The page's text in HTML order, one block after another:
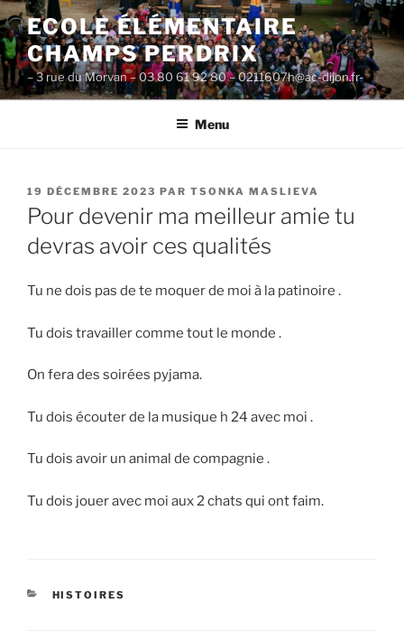
Aller
au
contenu
principal
ECOLE ÉLÉMENTAIRE
CHAMPS PERDRIX
– 3 rue du Morvan – 03 80 61 92 80 – 0211607h@ac-dijon.fr-
Menu
PUBLIÉ
LE
19 DÉCEMBRE 2023 PAR TSONKA MASLIEVA
Pour devenir ma meilleur amie tu
devras avoir ces qualités
Tu ne dois pas de te moquer de moi à la patinoire .
Tu dois travailler comme tout le monde .
On fera des soirées pyjama.
Tu dois écouter de la musique h 24 avec moi .
Tu dois avoir un animal de compagnie .
Tu dois jouer avec moi aux 2 chats qui ont faim.
CATÉGORIES
HISTOIRES